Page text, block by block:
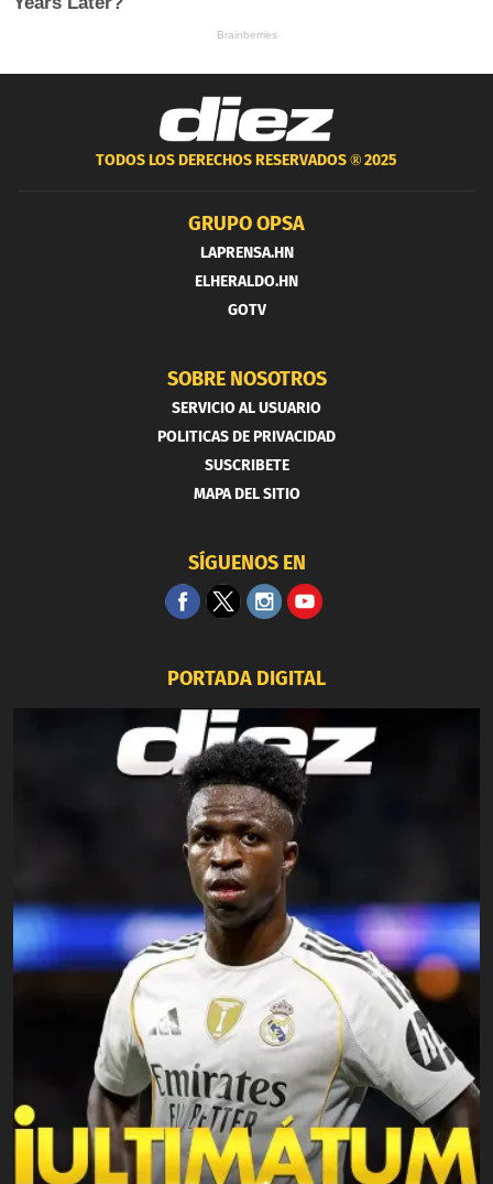
TODOS LOS DERECHOS RESERVADOS ®2025
GRUPO OPSA
LAPRENSA.HN
ELHERALDO.HN
GOTV
SOBRE NOSOTROS
SERVICIO AL USUARIO
POLITICAS DE PRIVACIDAD
SUSCRIBETE
MAPA DEL SITIO
SÍGUENOS EN
PORTADA DIGITAL